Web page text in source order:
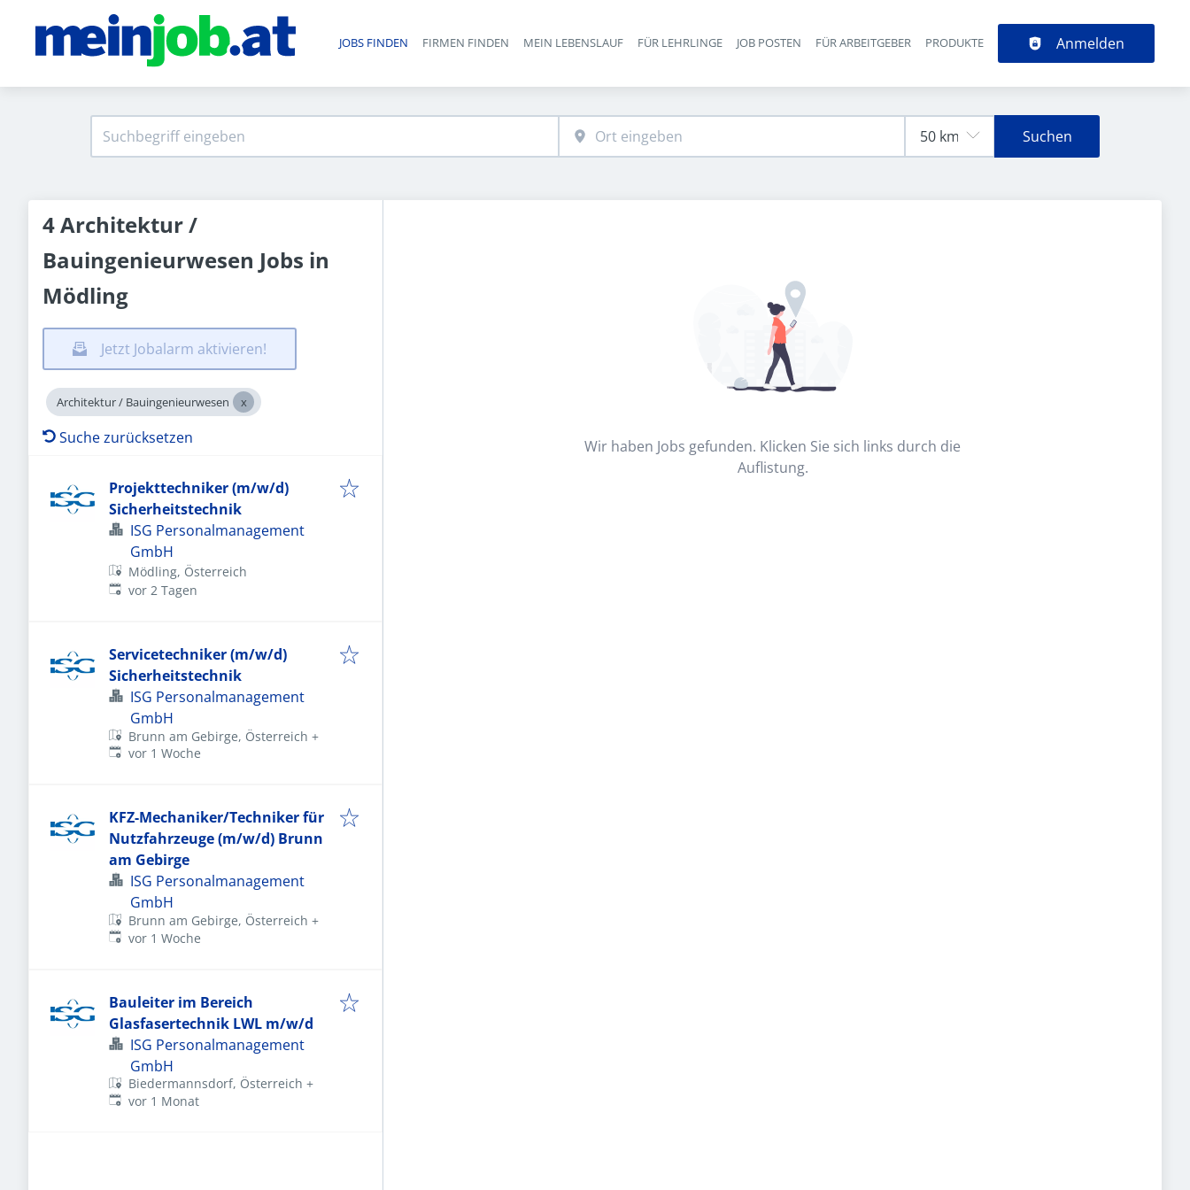
Haupt-Navigation
JOBS FINDEN FIRMEN FINDEN MEIN LEBENSLAUF FÜR LEHRLINGE JOB POSTEN FÜR ARBEITGEBER PRODUKTE Anmelden
Suchen
4 Architektur /
Bauingenieurwesen Jobs in
Mödling
Jetzt Jobalarm aktivieren!
Architektur / Bauingenieurwesen
Suche zurücksetzen
Projekttechniker (m/w/d)
Sicherheitstechnik
ISG Personalmanagement
GmbH
Mödling, Österreich
Veröffentlicht:
vor 2 Tagen
Servicetechniker (m/w/d)
Sicherheitstechnik
ISG Personalmanagement
GmbH
Brunn am Gebirge, Österreich +
Veröffentlicht:
vor 1 Woche
KFZ-Mechaniker/Techniker für
Nutzfahrzeuge (m/w/d) Brunn
am Gebirge
ISG Personalmanagement
GmbH
Brunn am Gebirge, Österreich +
Veröffentlicht:
vor 1 Woche
Bauleiter im Bereich
Glasfasertechnik LWL m/w/d
ISG Personalmanagement
GmbH
Biedermannsdorf, Österreich +
Veröffentlicht:
vor 1 Monat
Wir haben Jobs gefunden. Klicken Sie sich links durch die
Auflistung.